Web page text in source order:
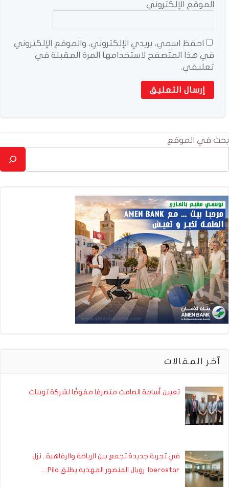
الموقع الإلكتروني
احفظ اسمي، بريدي الإلكتروني، والموقع الإلكتروني
في هذا المتصفح لاستخدامها المرة المقبلة في
تعليقي.
بحث في الموقع
آخر المقالات
تعيين أسامة الصامت متصرفا مفوضًا لشركة توبنات
في تجربة جديدة تجمع بين الرياضة والرفاهية.. نزل
Iberostar رويال المنصور المهدية يطلق Pila…